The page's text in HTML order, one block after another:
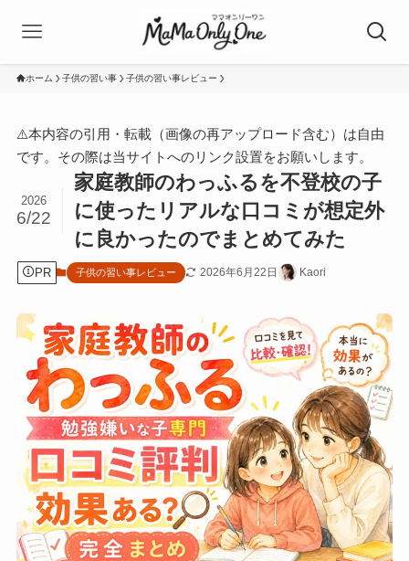
ホーム 子供の習い事 子供の習い事レビュー
⚠️本内容の引用・転載（画像の再アップロード含む）は自由
です。その際は当サイトへのリンク設置をお願いします。
家庭教師のわっふるを不登校の子
に使ったリアルな口コミが想定外
に良かったのでまとめてみた
2026
6/22
PR 子供の習い事レビュー 2026年6月22日 Kaori